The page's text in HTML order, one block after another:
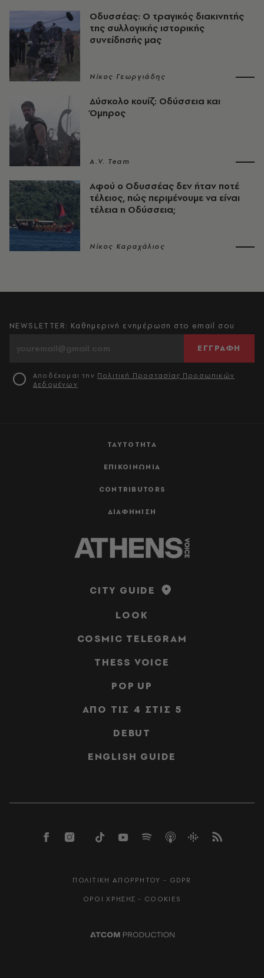
Οδυσσέας: Ο τραγικός διακινητής
της συλλογικής ιστορικής
συνείδησής μας
Νίκος Γεωργιάδης
Δύσκολο κουίζ: Οδύσσεια και
Όμηρος
A.V. Team
Αφού ο Οδυσσέας δεν ήταν ποτέ
τέλειος, πώς περιμένουμε να είναι
τέλεια η Οδύσσεια;
Νίκος Καραχάλιος
ΤΑΥΤΟΤΗΤΑ
ΕΠΙΚΟΙΝΩΝΙΑ
CONTRIBUTORS
ΔΙΑΦΗΜΙΣΗ
NEWSLETTER: Καθημερινή ενημέρωση στο email σου
ΕΓΓΡΑΦΗ
Αποδέχομαι την Πολιτική Προστασίας Προσωπικών
Δεδομένων
CITY GUIDE
LOOK
COSMIC TELEGRAM
THESS VOICE
POP UP
ΑΠΟ ΤΙΣ 4 ΣΤΙΣ 5
DEBUT
ENGLISH GUIDE
ΠΟΛΙΤΙΚΗ ΑΠΟΡΡΗΤΟΥ - GDPR
ΟΡΟΙ ΧΡΗΣΗΣ - COOKIES